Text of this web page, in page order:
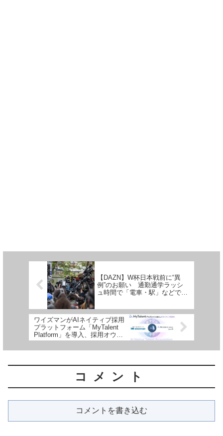
【DAZN】W杯日本戦前に“異
例”のお願い 通勤通学ラッシ
ュ時間で「電車・駅」などでの
ワイズマンがAIネイティブ採用
プラットフォーム「MyTalent
Platform」を導入、採用オウン
ドメディアを公開
コメント
コメントを書き込む